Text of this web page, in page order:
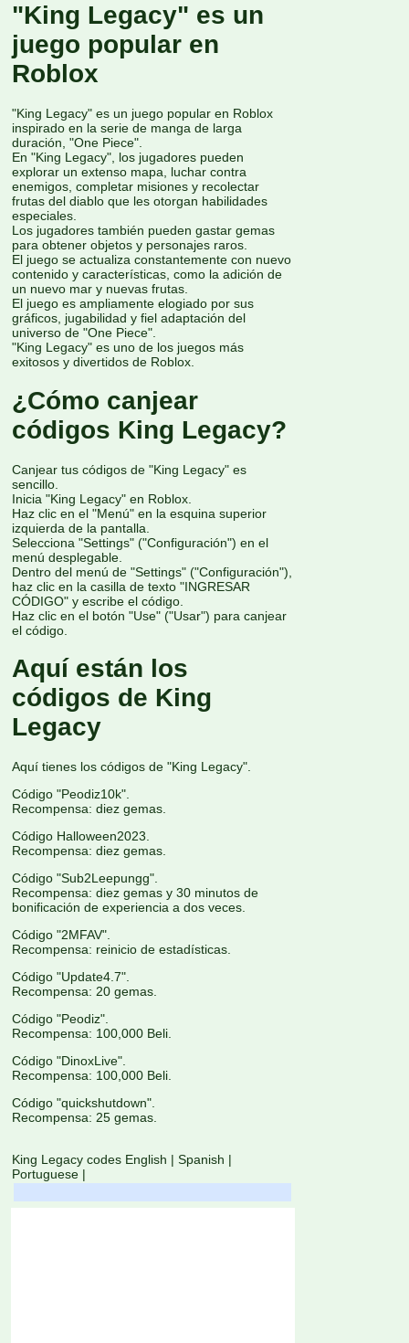
"King Legacy" es un
juego popular en
Roblox
"King Legacy" es un juego popular en Roblox
inspirado en la serie de manga de larga
duración, "One Piece".
En "King Legacy", los jugadores pueden
explorar un extenso mapa, luchar contra
enemigos, completar misiones y recolectar
frutas del diablo que les otorgan habilidades
especiales.
Los jugadores también pueden gastar gemas
para obtener objetos y personajes raros.
El juego se actualiza constantemente con nuevo
contenido y características, como la adición de
un nuevo mar y nuevas frutas.
El juego es ampliamente elogiado por sus
gráficos, jugabilidad y fiel adaptación del
universo de "One Piece".
"King Legacy" es uno de los juegos más
exitosos y divertidos de Roblox.
¿Cómo canjear
códigos King Legacy?
Canjear tus códigos de "King Legacy" es
sencillo.
Inicia "King Legacy" en Roblox.
Haz clic en el "Menú" en la esquina superior
izquierda de la pantalla.
Selecciona "Settings" ("Configuración") en el
menú desplegable.
Dentro del menú de "Settings" ("Configuración"),
haz clic en la casilla de texto "INGRESAR
CÓDIGO" y escribe el código.
Haz clic en el botón "Use" ("Usar") para canjear
el código.
Aquí están los
códigos de King
Legacy
Aquí tienes los códigos de "King Legacy".
Código "Peodiz10k".
Recompensa: diez gemas.
Código Halloween2023.
Recompensa: diez gemas.
Código "Sub2Leepungg".
Recompensa: diez gemas y 30 minutos de
bonificación de experiencia a dos veces.
Código "2MFAV".
Recompensa: reinicio de estadísticas.
Código "Update4.7".
Recompensa: 20 gemas.
Código "Peodiz".
Recompensa: 100,000 Beli.
Código "DinoxLive".
Recompensa: 100,000 Beli.
Código "quickshutdown".
Recompensa: 25 gemas.
King Legacy codes English | Spanish |
Portuguese |